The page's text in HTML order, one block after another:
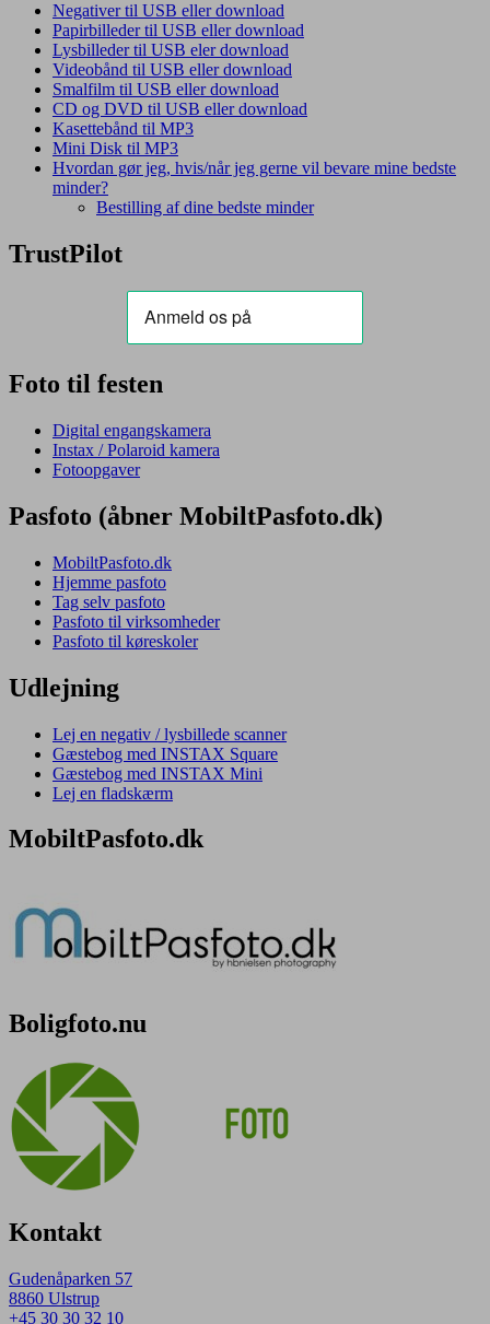
Negativer til USB eller download
Papirbilleder til USB eller download
Lysbilleder til USB eler download
Videobånd til USB eller download
Smalfilm til USB eller download
CD og DVD til USB eller download
Kasettebånd til MP3
Mini Disk til MP3
Hvordan gør jeg, hvis/når jeg gerne vil bevare mine bedste
minder?
Bestilling af dine bedste minder
TrustPilot
Foto til festen
Digital engangskamera
Instax / Polaroid kamera
Fotoopgaver
Pasfoto (åbner MobiltPasfoto.dk)
MobiltPasfoto.dk
Hjemme pasfoto
Tag selv pasfoto
Pasfoto til virksomheder
Pasfoto til køreskoler
Udlejning
Lej en negativ / lysbillede scanner
Gæstebog med INSTAX Square
Gæstebog med INSTAX Mini
Lej en fladskærm
MobiltPasfoto.dk
Boligfoto.nu
Kontakt
Gudenåparken 57
8860 Ulstrup
+45 30 30 32 10